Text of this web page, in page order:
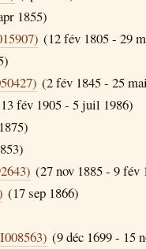
1855)
(12 fév 1805 - 29
(2 fév 1845 - 25
fév 1905 - 5 juil 1986)
(27 nov 1885 - 9 fév
(17 sep 1866)
(9 déc 1699 - 15